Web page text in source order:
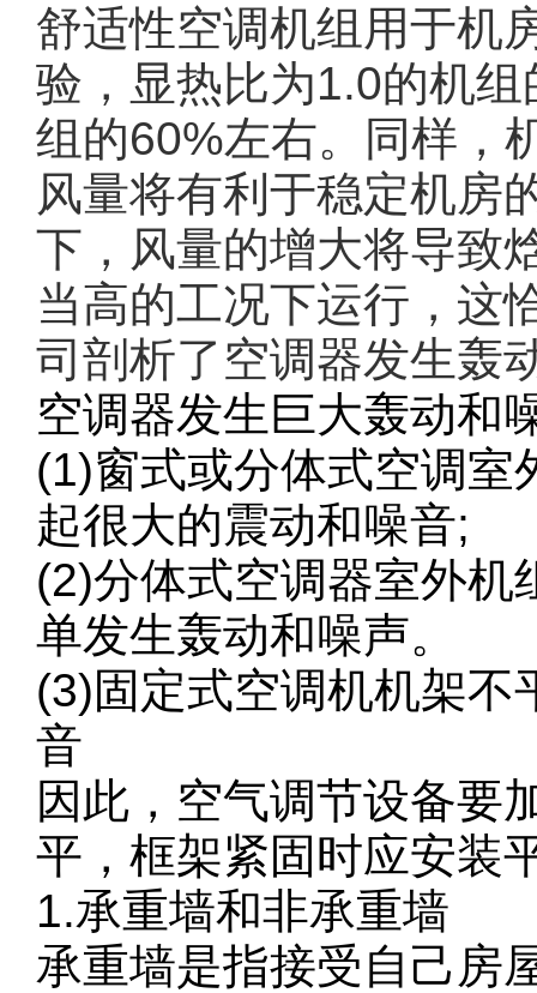
舒适性空调机组用于机
验，显热比为1.0的机
组的60%左右。同样，
风量将有利于稳定机房
下，风量的增大将导致
当高的工况下运行，这
司剖析了空调器发生轰
空调器发生巨大轰动和
(1)窗式或分体式空调室
起很大的震动和噪音;
(2)分体式空调器室外机
单发生轰动和噪声。
(3)固定式空调机机架不
音
因此，空气调节设备要
平，框架紧固时应安装
1.承重墙和非承重墙
承重墙是指接受自己房